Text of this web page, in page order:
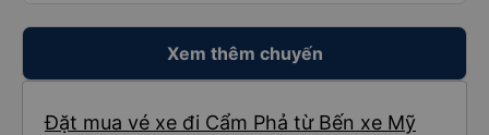
Xem thêm chuyến
Đặt mua vé xe đi Cẩm Phả từ Bến xe Mỹ